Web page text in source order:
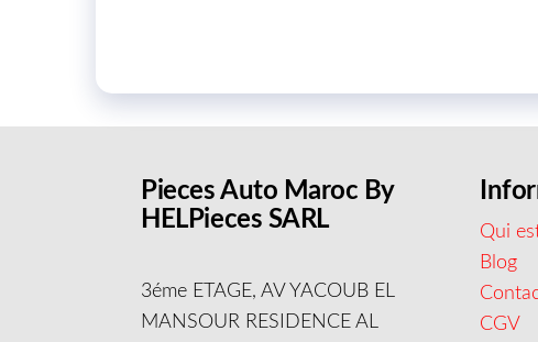
Pieces Auto Maroc By
HELPieces SARL
3éme ETAGE, AV YACOUB EL
MANSOUR RESIDENCE AL
Qui
Blog
CGV